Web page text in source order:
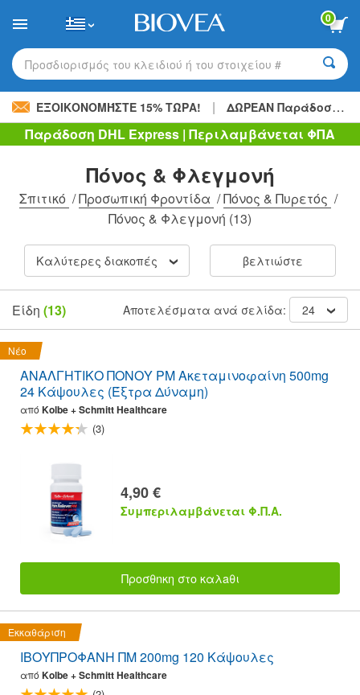
note:
website
includes
accessibility
system.
0
Προσδιορισμός του κλειδιού ή του στοιχείου #
ΕΞΟΙΚΟΝΟΜΉΣΤΕ 15% ΤΏΡΑ! | ΔΩΡΕΑΝ Παράδοση
Παράδοση DHL Express | Περιλαμβάνεται ΦΠΑ
Πόνος & Φλεγμονή
Σπιτικό /Προσωπική Φροντίδα /Πόνος & Πυρετός /
Πόνος & Φλεγμονή (13)
Καλύτερες διακοπές βελτιώστε
Είδη (13) Αποτελέσματα ανά σελίδα: 24
Νέο
ΑΝΑΛΓΗΤΙΚΟ ΠΟΝΟΥ PM Ακεταμινοφαίνη 500mg
24 Κάψουλες (Έξτρα Δύναμη)
από Kolbe + Schmitt Healthcare
(3)
4,90 €
Συμπεριλαμβάνεται Φ.Π.Α.
Προσθnκη στο καλaθι
Εκκαθάριση
ΙΒΟΥΠΡΟΦΑΝΗ ΠΜ 200mg 120 Κάψουλες
από Kolbe + Schmitt Healthcare